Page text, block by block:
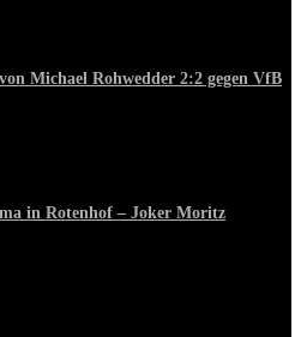
Michael Rohwedder 2:2 gegen VfB
in Rotenhof – Joker Moritz